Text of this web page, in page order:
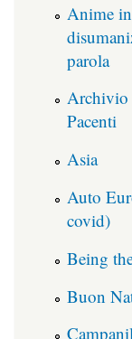
Anime
parola
Archivio
Pacenti
Asia
Auto
covid)
Being
Buon